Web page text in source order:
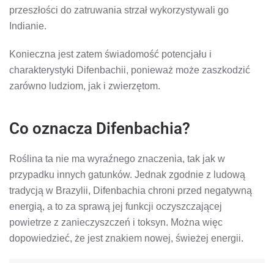
przeszłości do zatruwania strzał wykorzystywali go
Indianie.
Konieczna jest zatem świadomość potencjału i
charakterystyki Difenbachii, ponieważ może zaszkodzić
zarówno ludziom, jak i zwierzętom.
Co oznacza Difenbachia?
Roślina ta nie ma wyraźnego znaczenia, tak jak w
przypadku innych gatunków. Jednak zgodnie z ludową
tradycją w Brazylii, Difenbachia chroni przed negatywną
energią, a to za sprawą jej funkcji oczyszczającej
powietrze z zanieczyszczeń i toksyn. Można więc
dopowiedzieć, że jest znakiem nowej, świeżej energii.